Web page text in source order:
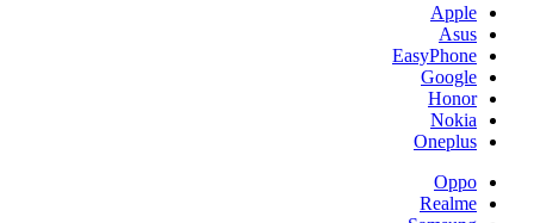
Apple
Asus
EasyPhone
Google
Honor
Nokia
Oneplus
Oppo
Realme